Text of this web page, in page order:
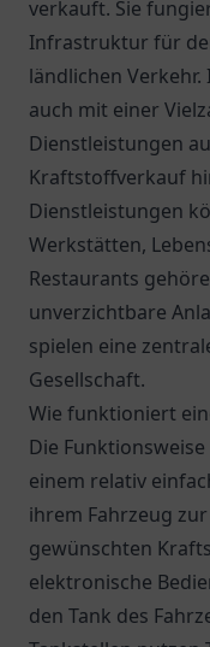
verkauft. Sie
Infrastruktur für
ländlichen Verkehr.
auch mit einer
Dienstleistungen
Kraftstoffverkauf
Dienstleistungen
Werkstätten,
Restaurants
unverzichtbare
spielen eine
Gesellschaft.
Wie funktioniert
Die
einem relativ
ihrem Fahrzeug
gewünschten
elektronische
den Tank des